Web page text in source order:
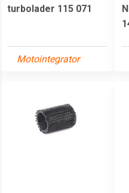
turbolader 115 071
Motointegrator